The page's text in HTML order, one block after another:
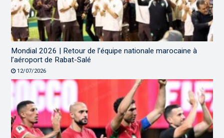
Mondial 2026 | Retour de l’équipe nationale marocaine à
l’aéroport de Rabat-Salé
12/07/2026